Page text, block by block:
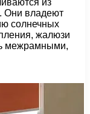
Они владеют
солнечных
жалюзи
межрамными,